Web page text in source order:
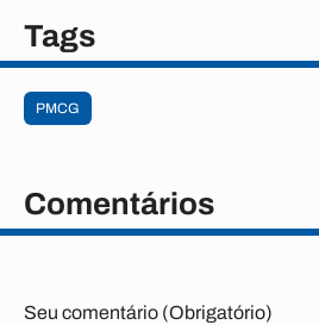
Tags
PMCG
Comentários
Seu comentário (Obrigatório)